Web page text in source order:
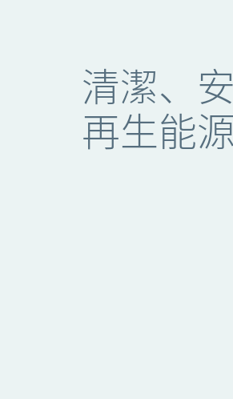
清潔、
再生能